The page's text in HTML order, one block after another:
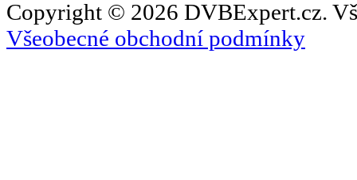
Copyright © 2026 DVBExpert.cz.
Všeobecné obchodní podmínky